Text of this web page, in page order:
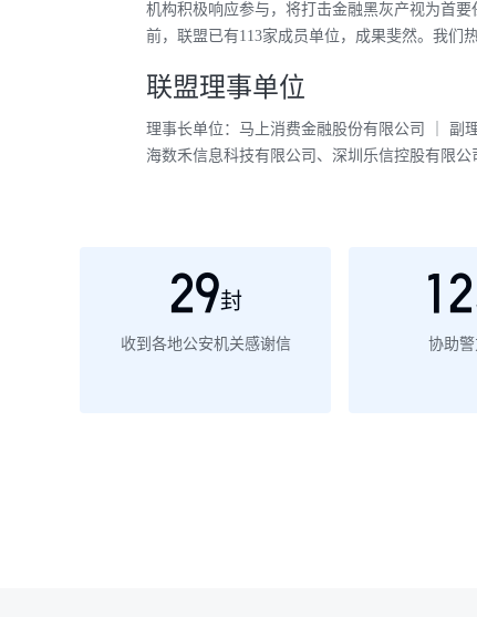
机构积极响应参与，将打击金融黑灰产视为首
前，联盟已有113家成员单位，成果斐然。我们
联盟理事单位
理事长单位：马上消费金融股份有限公司 ｜ 副
海数禾信息科技有限公司、深圳乐信控股有限
29封
收到各地公安机关感谢信 协助